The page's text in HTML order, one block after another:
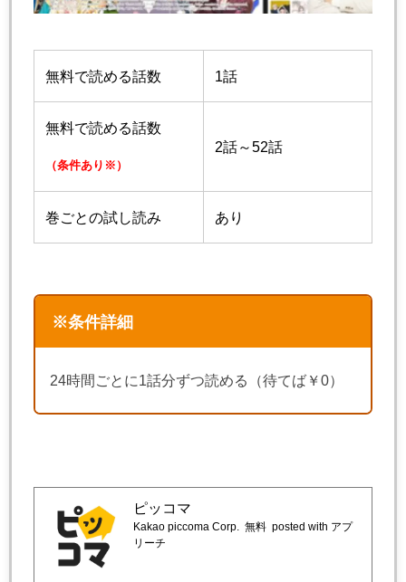
無料で読める話数 1話
無料で読める話数
（条件あり※）
2話～52話
巻ごとの試し読み あり
※条件詳細
24時間ごとに1話分ずつ読める（待てば￥0）
ピッコマ
Kakao piccoma Corp. 無料 posted with アプ
リーチ